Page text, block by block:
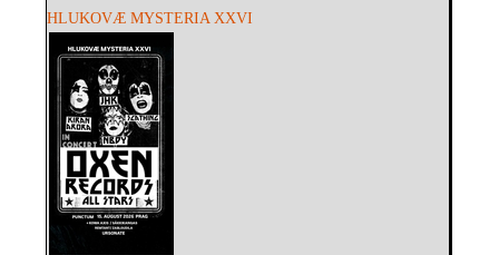
HLUKOVÆ MYSTERIA XXVI